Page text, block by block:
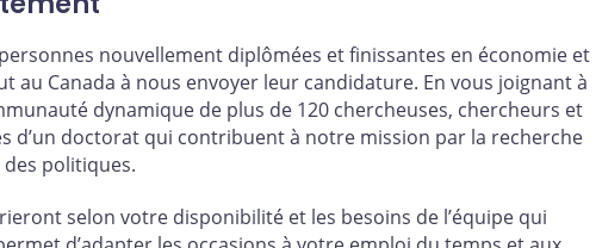
nouvellement diplômées et finissantes en économie et
au Canada à nous envoyer leur candidature. En vous joignant à
dynamique de plus de 120 chercheuses, chercheurs et
d’un doctorat qui contribuent à notre mission par la recherche
politiques.
selon votre disponibilité et les besoins de l’équipe qui